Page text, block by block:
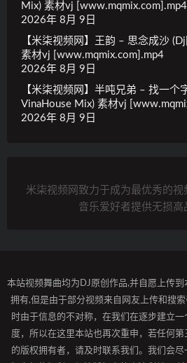
Mix) 素材vj [www.mqmix.com].mp4
2026年 8月 9日
【米柒视频网】王韵 – 思念成沙
素材vj [www.mqmix.com].mp4
2026年 8月 9日
【米柒视频网】半吨兄弟 – 找一个
VinaHouse Mix) 素材vj
2026年 8月 9日
米柒视频网致力于成为最优秀的
音乐爱好者提供无损高
本站视频舞曲均为DJ原创作品,并自愿上传到
拥有,但是由于部分视频来自网友上传和搜
时由于信息的不对称，在我们在逐步建立
度，所以在这里本站也再次重申，若任何
的版权拥有者，请及时联系我们。我们会